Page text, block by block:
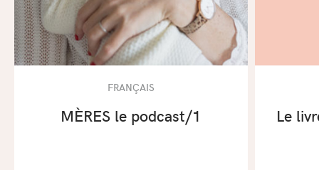
FRANÇAIS
MÈRES le podcast/1 Le